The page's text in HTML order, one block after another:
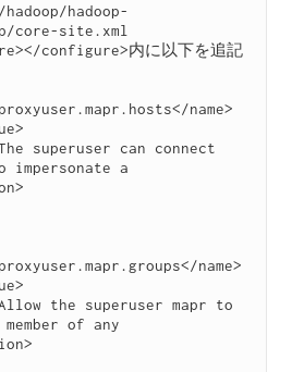
hadoop-
core-site.xml
configure>内に以下を追記
impersonate a
of any